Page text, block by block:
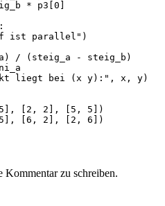
* p3[0]
ist parallel")
/ (steig_a - steig_b)
liegt bei (x y):", x, y)
[2, 2], [5, 5])
[6, 2], [2, 6])
Kommentar zu schreiben.